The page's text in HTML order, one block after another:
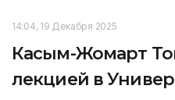
14:04, 19 Декабря 2025
Касым-Жомарт
лекцией в